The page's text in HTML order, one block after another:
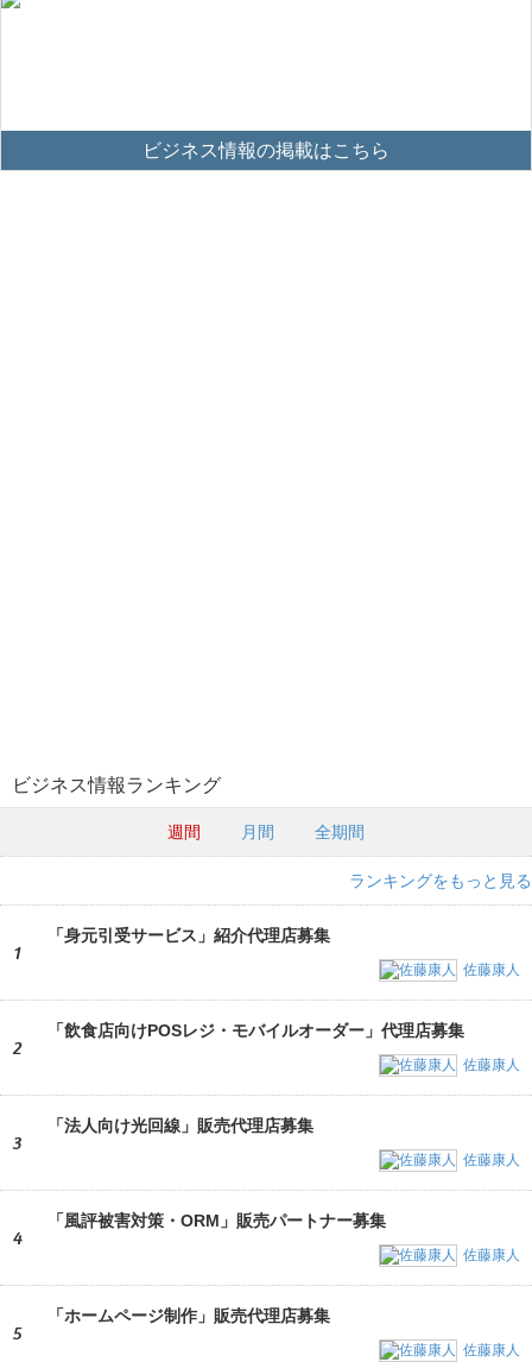
ビジネス情報の掲載はこちら
ビジネス情報ランキング
週間 月間 全期間
ランキングをもっと見る
1
「身元引受サービス」紹介代理店募集
佐藤康人
2
「飲食店向けPOSレジ・モバイルオーダー」代理店募集
佐藤康人
3
「法人向け光回線」販売代理店募集
佐藤康人
4
「風評被害対策・ORM」販売パートナー募集
佐藤康人
5
「ホームページ制作」販売代理店募集
佐藤康人